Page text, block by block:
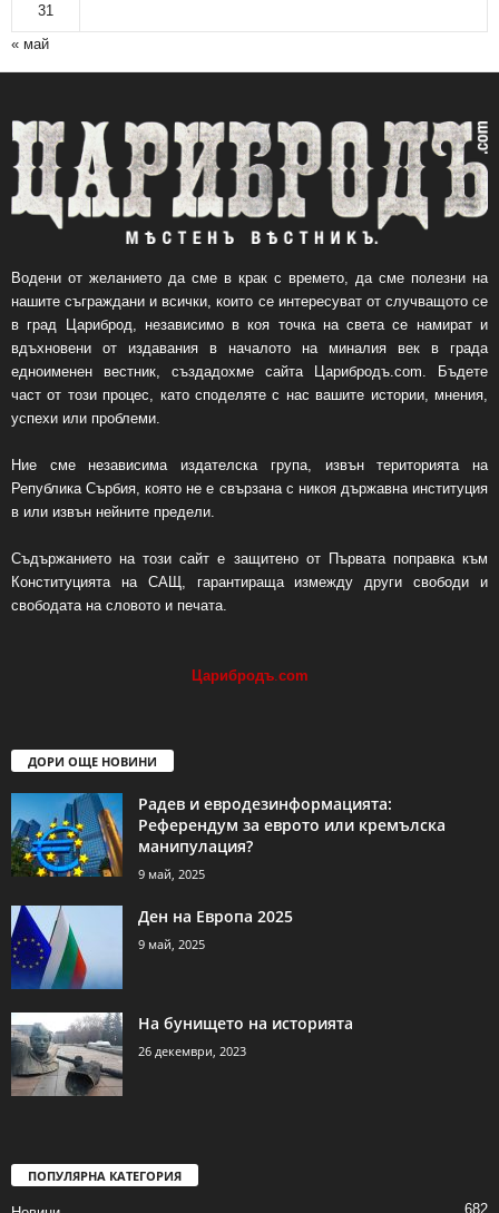
31
« май
Водени от желанието да сме в крак с времето, да сме полезни на
нашите съграждани и всички, които се интересуват от случващото се
в град Цариброд, независимо в коя точка на света се намират и
вдъхновени от издавания в началото на миналия век в града
едноименен вестник, създадохме сайта Царибродъ.com. Бъдете
част от този процес, като споделяте с нас вашите истории, мнения,
успехи или проблеми.
Ние сме независима издателска група, извън територията на
Република Сърбия, която не е свързана с никоя държавна институция
в или извън нейните предели.
Съдържанието на този сайт е защитено от Първата поправка към
Конституцията на САЩ, гарантираща измежду други свободи и
свободата на словото и печата.
Царибродъ. com
ДОРИ ОЩЕ НОВИНИ
Радев и евродезинформацията:
Референдум за еврото или кремълска
манипулация?
9 май, 2025
Ден на Европа 2025
9 май, 2025
На бунището на историята
26 декември, 2023
ПОПУЛЯРНА КАТЕГОРИЯ
682